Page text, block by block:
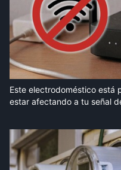
Este electrodoméstico está
estar afectando a tu señal